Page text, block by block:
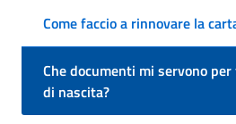
Come faccio a rinnovare la
Che documenti mi servono
di nascita?